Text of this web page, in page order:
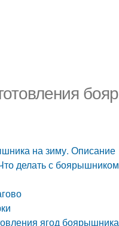
на зиму. Описание
делать с
ягод боярышника